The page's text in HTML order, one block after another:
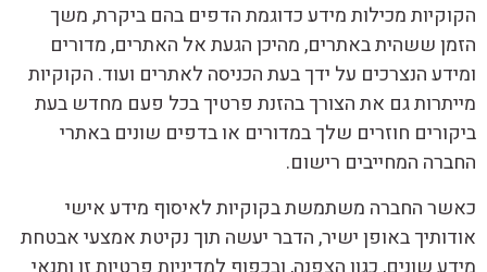
הקוקיות מכילות מידע כדוגמת הדפים בהם ביקרת, משך
הזמן ששהית באתרים, מהיכן הגעת אל האתרים, מדורים
ומידע הנצרכים על ידך בעת הכניסה לאתרים ועוד. הקוקיות
מייתרות גם את הצורך בהזנת פרטיך בכל פעם מחדש בעת
ביקורים חוזרים שלך במדורים או בדפים שונים באתרי
החברה המחייבים רישום.
כאשר החברה משתמשת בקוקיות לאיסוף מידע אישי
אודותיך באופן ישיר, הדבר יעשה תוך נקיטת אמצעי אבטחת